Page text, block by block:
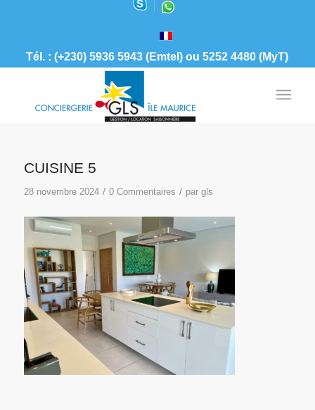
Tél. : (+230) 5936 5943 (Emtel) ou 5252 4480 (MyT)
CUISINE 5
28 novembre 2024 / 0 Commentaires / par gls